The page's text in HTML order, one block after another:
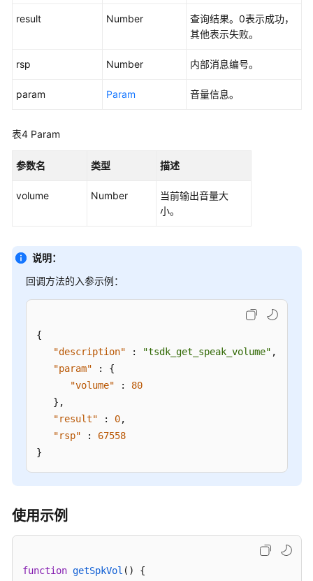
入
轻
级
户
集
用
接
入
网
（RESTful）
座
席
成
——
result Number
查询结果。0表示成功，
其他表示失败。
rsp Number 内部消息编号。
param Param 音量信息。
表4 Param
参数名 类型 描述
volume Number
当前输出音量大
小。
说明：
回调方法的入参示例：
{
"description"
: "tsdk_get_speak_volume" ,
"param"
:
{
"volume"
:
80
} ,
"result"
: 0,
"rsp"
:
67558
}
使用示例
function getSpkVol ( ) {